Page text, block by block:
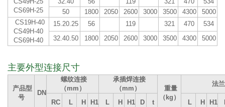
CS69H-25
50
1800 2050 2600 3000 3500 4300
5000
CS19H-40
CS49H-40
CS69H-40
15.20.25 56 119 321 470
534
32.40.50
1800 2050 2600 3000 3500 4300 5000
主要外型连接尺寸
产品型
号
DN
螺纹连接
（mm）
承插焊连接
（mm）
重量
（kg）
法
RC L H H1 L H H1 D t L H H1